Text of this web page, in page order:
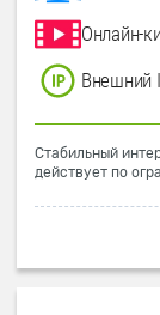
Онлайн-
Внешний
Стабильный
действует по